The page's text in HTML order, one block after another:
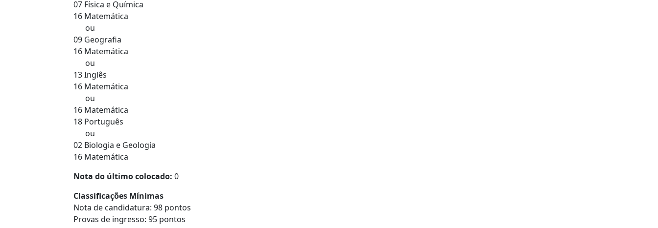
07 Física e Química
16 Matemática
ou
09 Geografia
16 Matemática
ou
13 Inglês
16 Matemática
ou
16 Matemática
18 Português
ou
02 Biologia e Geologia
16 Matemática
Nota do último colocado: 0
Classificações Mínimas
Nota de candidatura: 98 pontos
Provas de ingresso: 95 pontos